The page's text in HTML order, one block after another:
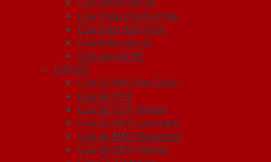
Cửa Thép Chống Cháy
Cửa thép Hàn Quốc
Cửa thép vân gỗ
Cửa vân gỗ 5D
CỬA GỖ
Cửa Gỗ ABS Hàn Quốc
Cửa Gỗ HDF
Cửa Gỗ HDF Veneer
Cửa Gỗ MDF Laminate
Cửa gỗ MDF Melamine
Cửa Gỗ MDF Veneer